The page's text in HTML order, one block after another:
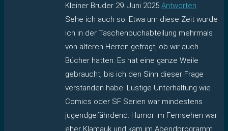
Kleiner Bruder 29. Juni 2025 Antworten
Sehe ich auch so. Etwa um diese Zeit wurde
ich in der Taschenbuchabteilung mehrmals
von älteren Herren gefragt, ob wir auch
Bücher hätten. Es hat eine ganze Weile
gebraucht, bis ich den Sinn dieser Frage
verstanden habe. Lustige Unterhaltung wie
Comics oder SF Serien war mindestens
jugendgefährdend. Humor im Fernsehen war
eher Klamauk und kam im Abendprogramm.